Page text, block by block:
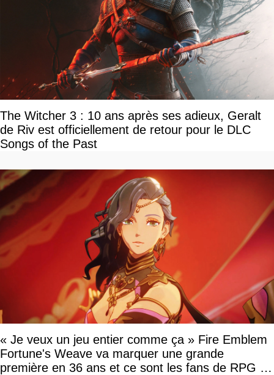
The Witcher 3 : 10 ans après ses adieux, Geralt
de Riv est officiellement de retour pour le DLC
Songs of the Past
« Je veux un jeu entier comme ça » Fire Emblem
Fortune's Weave va marquer une grande
première en 36 ans et ce sont les fans de RPG en